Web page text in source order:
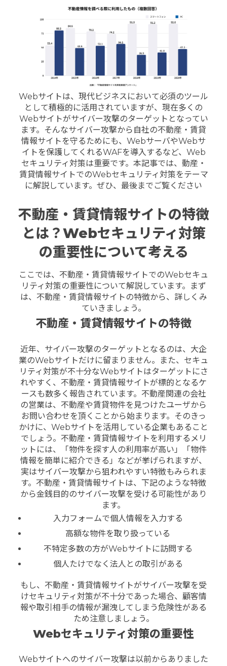
Webサイトは、現代ビジネスにおいて必須のツール
として積極的に活用されていますが、現在多くの
Webサイトがサイバー攻撃のターゲットとなってい
ます。そんなサイバー攻撃から自社の不動産・賃貸
情報サイトを守るためにも、WebサーバやWebサ
イトを保護してくれるWAFを導入するなど、Web
セキュリティ対策は重要です。 本記事では、動産・
賃貸情報サイトでのWebセキュリティ対策をテーマ
に解説しています。 ぜひ、最後までご覧ください
不動産・賃貸情報サイトの特徴
とは？Webセキュリティ対策
の重要性について考える
ここでは、不動産・賃貸情報サイトでのWebセキュ
リティ対策の重要性について解説しています。まず
は、不動産・賃貸情報サイトの特徴から、詳しくみ
ていきましょう。
不動産・賃貸情報サイトの特徴
近年、サイバー攻撃のターゲットとなるのは、大企
業のWebサイトだけに留まりません。
また、セキュ
リティ対策が不十分なWebサイトはターゲットにさ
れやすく、不動産・賃貸情報サイトが標的となるケ
ースも数多く報告されています。不動産関連の会社
の営業は、不動産や賃貸物件を見つけたユーザから
お問い合わせを頂くことから始まります。そのきっ
かけに、Webサイトを活用している企業もあること
でしょう。不動産・賃貸情報サイトを利用するメリ
ットには、「物件を探す人の利用率が高い」「物件
情報を簡単に紹介できる」などが挙げられますが、
実はサイバー攻撃から狙われやすい特徴もみられま
す。不動産・賃貸情報サイトは、下記のような特徴
から金銭目的のサイバー攻撃を受ける可能性があり
ます。
入力フォームで個人情報を入力する
高額な物件を取り扱っている
不特定多数の方がWebサイトに訪問する
個人たけでなく法人との取引がある
もし、不動産・賃貸情報サイトがサイバー攻撃を受
けセキュリティ対策が不十分であった場合、顧客情
報や取引相手の情報が漏洩してしまう危険性がある
ため注意しましょう。
Webセキュリティ対策の重要性
Webサイトへのサイバー攻撃は以前からありました